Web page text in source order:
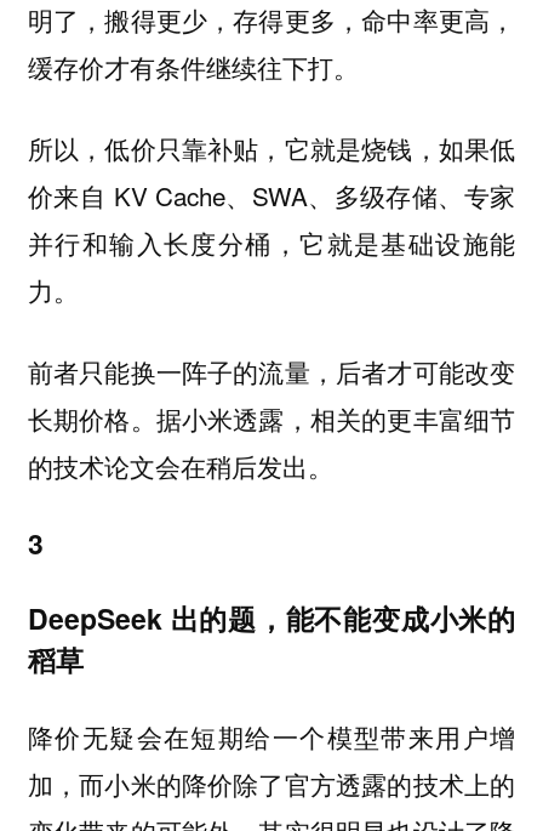
明了，搬得更少，存得更多，命中率更高，
缓存价才有条件继续往下打。
所以，低价只靠补贴，它就是烧钱，如果低
价来自 KV Cache、SWA、多级存储、专家
并行和输入长度分桶，它就是基础设施能
力。
前者只能换一阵子的流量，后者才可能改变
长期价格。据小米透露，相关的更丰富细节
的技术论文会在稍后发出。
3
DeepSeek 出的题，能不能变成小米的
稻草
降价无疑会在短期给一个模型带来用户增
加，而小米的降价除了官方透露的技术上的